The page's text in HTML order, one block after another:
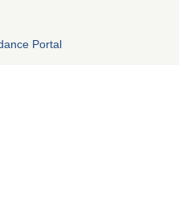
Portal